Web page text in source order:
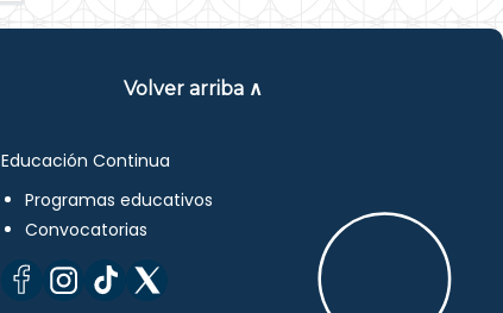
Volver arriba ∧
Educación Continua
Programas educativos
Convocatorias